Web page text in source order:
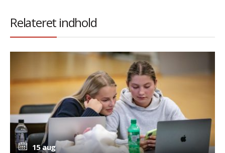
Relateret indhold
15 aug